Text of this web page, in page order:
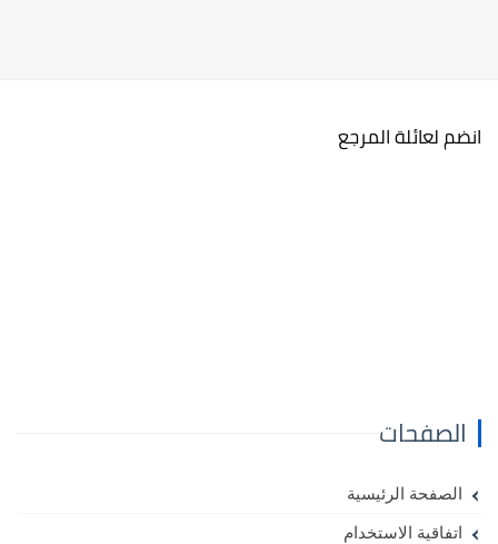
انضم لعائلة المرجع
الصفحات
الصفحة الرئيسية
اتفاقية الاستخدام